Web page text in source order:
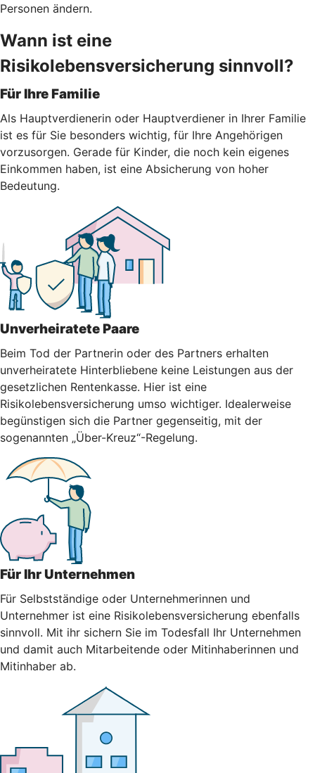
Personen ändern.
Wann ist eine
Risikolebensversicherung sinnvoll?
Für Ihre Familie
Als Hauptverdienerin oder Hauptverdiener in Ihrer Familie
ist es für Sie besonders wichtig, für Ihre Angehörigen
vorzusorgen. Gerade für Kinder, die noch kein eigenes
Einkommen haben, ist eine Absicherung von hoher
Bedeutung.
Unverheiratete Paare
Beim Tod der Partnerin oder des Partners erhalten
unverheiratete Hinterbliebene keine Leistungen aus der
gesetzlichen Rentenkasse. Hier ist eine
Risikolebensversicherung umso wichtiger. Idealerweise
begünstigen sich die Partner gegenseitig, mit der
sogenannten „Über-Kreuz“-Regelung.
Für Ihr Unternehmen
Für Selbstständige oder Unternehmerinnen und
Unternehmer ist eine Risikolebensversicherung ebenfalls
sinnvoll. Mit ihr sichern Sie im Todesfall Ihr Unternehmen
und damit auch Mitarbeitende oder Mitinhaberinnen und
Mitinhaber ab.